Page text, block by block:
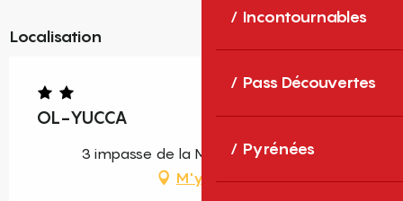
Incontournables
Pass Découvertes
Pyrénées
Localisation
OL-YUCCA
3 impasse de la Mer, 66200 Alénya
M'y rendre